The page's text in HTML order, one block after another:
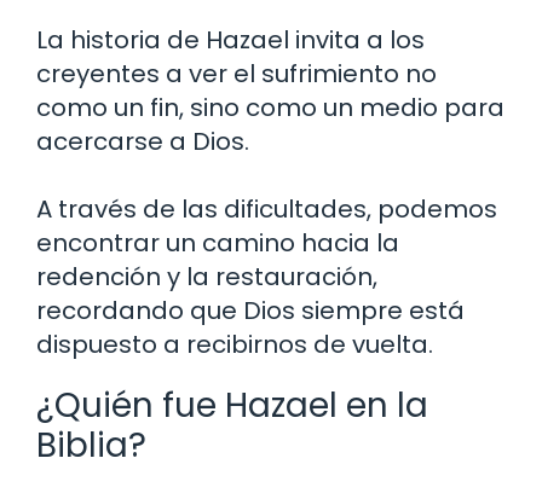
La historia de Hazael invita a los
creyentes a ver el sufrimiento no
como un fin, sino como un medio para
acercarse a Dios.
A través de las dificultades, podemos
encontrar un camino hacia la
redención y la restauración,
recordando que Dios siempre está
dispuesto a recibirnos de vuelta.
¿Quién fue Hazael en la
Biblia?